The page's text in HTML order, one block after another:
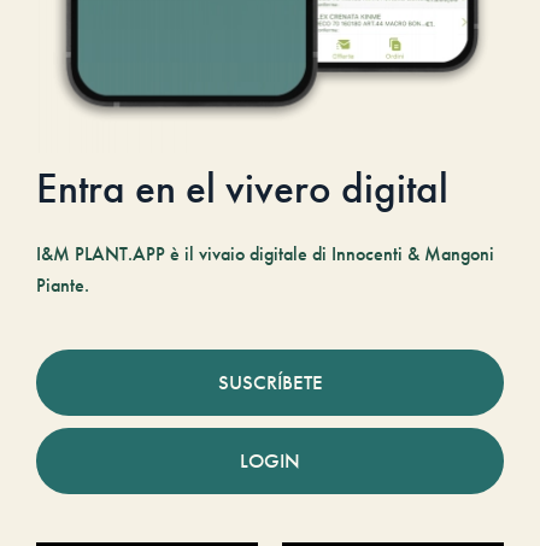
Entra en el vivero digital
I&M PLANT.APP è il vivaio digitale di Innocenti & Mangoni
Piante.
SUSCRÍBETE
LOGIN